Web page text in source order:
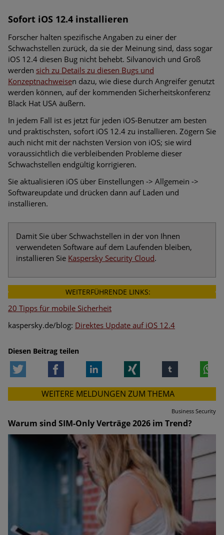
Sofort iOS 12.4 installieren
Forscher halten spezifische Angaben zu einer der
Schwachstellen zurück, da sie der Meinung sind, dass sogar
iOS 12.4 diesen Bug nicht behebt. Silvanovich und Groß
werden sich zu Details zu diesen Bugs und
Konzeptnachweisen dazu, wie diese durch Angreifer genutzt
werden können, auf der kommenden Sicherheitskonferenz
Black Hat USA äußern.
In jedem Fall ist es jetzt für jeden iOS-Benutzer am besten
und praktischsten, sofort iOS 12.4 zu installieren. Zögern Sie
auch nicht mit der nächsten Version von iOS; sie wird
voraussichtlich die verbleibenden Probleme dieser
Schwachstellen endgültig korrigieren.
Sie aktualisieren iOS über Einstellungen -> Allgemein ->
Softwareupdate und drücken dann auf Laden und
installieren.
Damit Sie über Schwachstellen in der von Ihnen
verwendeten Software auf dem Laufenden bleiben,
installieren Sie Kaspersky Security Cloud.
WEITERFÜHRENDE LINKS:
20 Tipps für mobile Sicherheit
kaspersky.de/blog: Direktes Update auf iOS 12.4
Diesen Beitrag teilen
Facebook LinkedIn tumblr
WEITERE MELDUNGEN ZUM THEMA
Business Security
Warum sind SIM-Only Verträge 2026 im Trend?